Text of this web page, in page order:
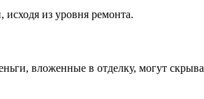
из уровня ремонта.
вложенные в отделку, могут